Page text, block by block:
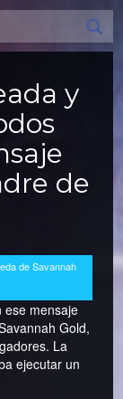
y
de
de Savannah
ese mensaje
Gold,
La
ejecutar un